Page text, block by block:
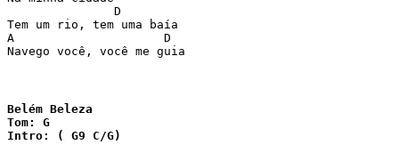
               D
Tem um rio, tem uma baía
A                     D
Navego você, você me guia
Belém Beleza
Tom: G
Intro: ( G9 C/G)